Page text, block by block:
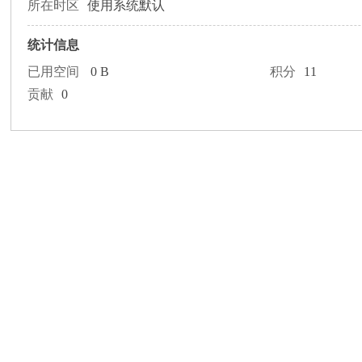
所在时区 使用系统默认
统计信息
已用空间
0 B 积分
11
贡献
0